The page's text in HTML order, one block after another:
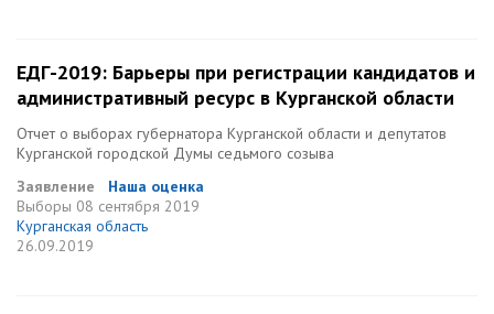
ЕДГ-2019: Барьеры при регистрации кандидатов и
административный ресурс в Курганской области
Отчет о выборах губернатора Курганской области и депутатов
Курганской городской Думы седьмого созыва
Заявление
Наша оценка
Выборы 08 сентября 2019
Курганская область
26.09.2019